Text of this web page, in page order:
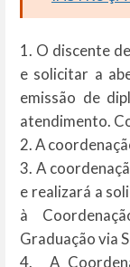
1. O discente
e solicitar a
emissão de
atendimento.
2. A
3. A
e realizará a
à
Graduação via
4. A